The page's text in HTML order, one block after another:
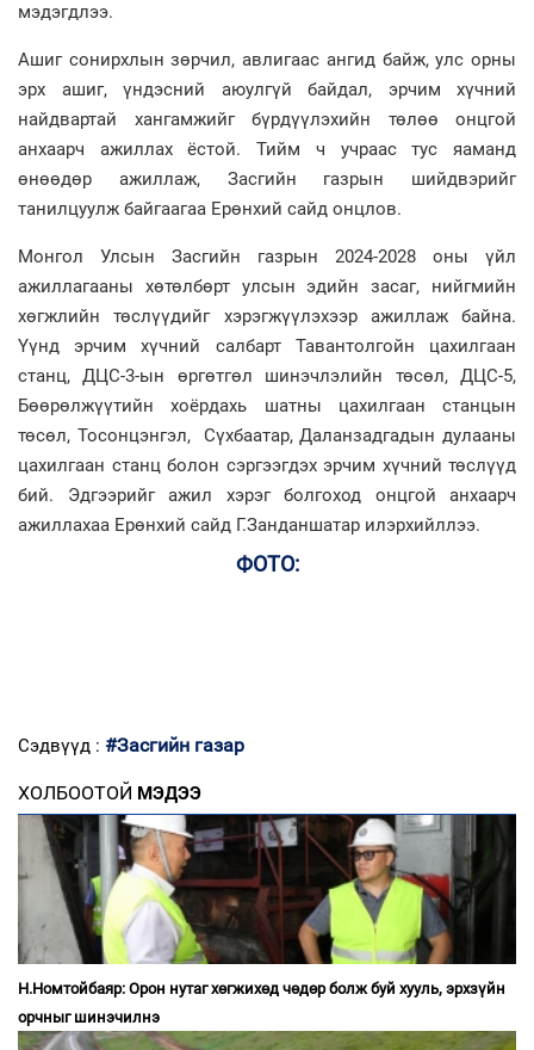
мэдэгдлээ.
Ашиг сонирхлын зөрчил, авлигаас ангид байж, улс орны
эрх ашиг, үндэсний аюулгүй байдал, эрчим хүчний
найдвартай хангамжийг бүрдүүлэхийн төлөө онцгой
анхаарч ажиллах ёстой. Тийм ч учраас тус яаманд
өнөөдөр ажиллаж, Засгийн газрын шийдвэрийг
танилцуулж байгаагаа Ерөнхий сайд онцлов.
Монгол Улсын Засгийн газрын 2024-2028 оны үйл
ажиллагааны хөтөлбөрт улсын эдийн засаг, нийгмийн
хөгжлийн төслүүдийг хэрэгжүүлэхээр ажиллаж байна.
Үүнд эрчим хүчний салбарт Тавантолгойн цахилгаан
станц, ДЦС-3-ын өргөтгөл шинэчлэлийн төсөл, ДЦС-5,
Бөөрөлжүүтийн хоёрдахь шатны цахилгаан станцын
төсөл, Тосонцэнгэл, Сүхбаатар, Даланзадгадын дулааны
цахилгаан станц болон сэргээгдэх эрчим хүчний төслүүд
бий. Эдгээрийг ажил хэрэг болгоход онцгой анхаарч
ажиллахаа Ерөнхий сайд Г.Занданшатар илэрхийллээ.
ФОТО:
Сэдвүүд : #Засгийн газар
ХОЛБООТОЙ МЭДЭЭ
Н.Номтойбаяр: Орон нутаг хөгжихөд чөдөр болж буй хууль, эрхзүйн
орчныг шинэчилнэ